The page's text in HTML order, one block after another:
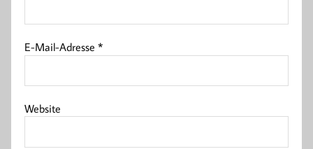
E-Mail-Adresse*
Website